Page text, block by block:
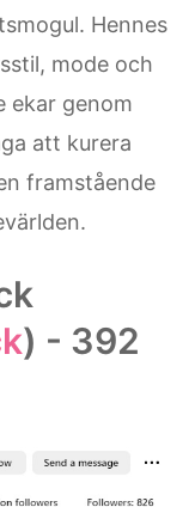
Hennes
mode och
ekar genom
att kurera
framstående
) - 392